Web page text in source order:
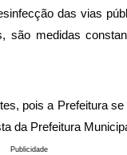
das vias
medidas
pois a Prefeitura
da Prefeitura
Publicidade